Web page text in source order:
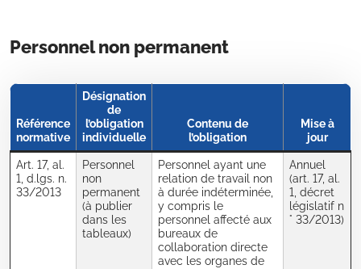
Personnel non permanent
Référence
normative
Désignation
de
l’obligation
individuelle
Contenu de
l’obligation
Mise à
jour
Art. 17, al.
1, d.lgs. n.
33/2013
Personnel
non
permanent
(à publier
dans les
tableaux)
Personnel ayant une
relation de travail non
à durée indéterminée,
y compris le
personnel affecté aux
bureaux de
collaboration directe
avec les organes de
Annuel
(art. 17, al.
1, décret
législatif n
° 33/2013)